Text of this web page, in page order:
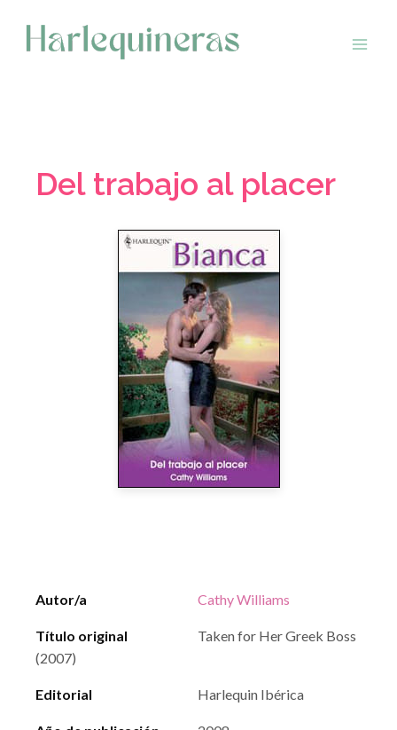
contenido
Del trabajo al placer
Autor/a Cathy Williams
Título original
Taken for Her Greek Boss
(2007)
Editorial Harlequin Ibérica